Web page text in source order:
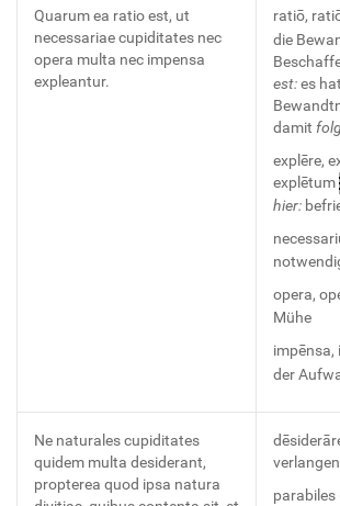
Quarum ea ratio est, ut
necessariae cupiditates nec
opera multa nec impensa
expleantur.
ratiō,
die
est:es
damit
explēre,
explētum
hier:
opera,
Mühe
impēnsa,
der
Ne naturales cupiditates
quidem multa desiderant,
propterea quod ipsa natura
verlangen
parabiles